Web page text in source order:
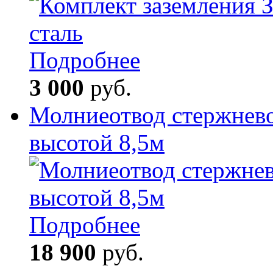
Подробнее
3 000 руб.
Молниеотвод
высотой 8,5м
Подробнее
18 900 руб.